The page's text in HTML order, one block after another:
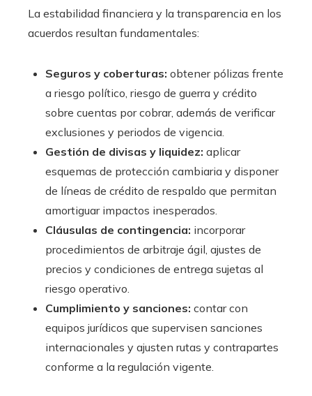
La estabilidad financiera y la transparencia en los
acuerdos resultan fundamentales:
Seguros y coberturas: obtener pólizas frente
a riesgo político, riesgo de guerra y crédito
sobre cuentas por cobrar, además de verificar
exclusiones y periodos de vigencia.
Gestión de divisas y liquidez: aplicar
esquemas de protección cambiaria y disponer
de líneas de crédito de respaldo que permitan
amortiguar impactos inesperados.
Cláusulas de contingencia: incorporar
procedimientos de arbitraje ágil, ajustes de
precios y condiciones de entrega sujetas al
riesgo operativo.
Cumplimiento y sanciones: contar con
equipos jurídicos que supervisen sanciones
internacionales y ajusten rutas y contrapartes
conforme a la regulación vigente.